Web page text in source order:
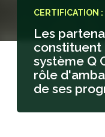
CERTIFICATION :
Les
système Q
rôle
de ses